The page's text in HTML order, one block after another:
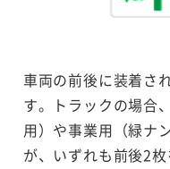
車両の前後に装着さ
す。トラックの場合
用）や事業用（緑ナ
が、いずれも前後2枚